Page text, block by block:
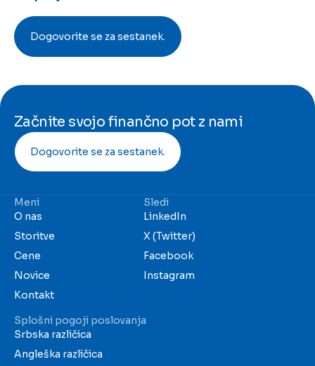
Dogovorite se za sestanek.
Začnite svojo finančno pot z nami
Dogovorite se za sestanek.
Meni
O nas
Storitve
Cene
Novice
Kontakt
Sledi
LinkedIn
X (Twitter)
Facebook
Instagram
Splošni pogoji poslovanja
Srbska različica
Angleška različica